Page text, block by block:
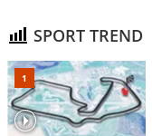
SPORT TREND